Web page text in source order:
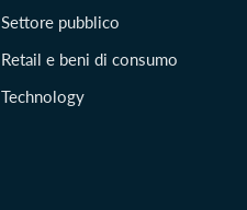
Settore pubblico
Retail e beni di consumo
Technology